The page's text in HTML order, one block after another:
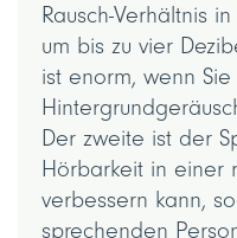
Rausch-Verhältnis
um bis zu vier
ist enorm, wenn Sie
Der zweite ist der
Hörbarkeit in einer
verbessern kann,
sprechenden